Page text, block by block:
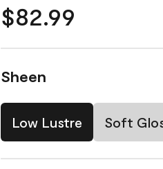
$82.99
Sheen
Low Lustre Soft